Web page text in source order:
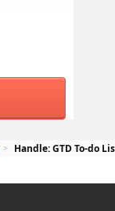
as
Handle: GTD To-do